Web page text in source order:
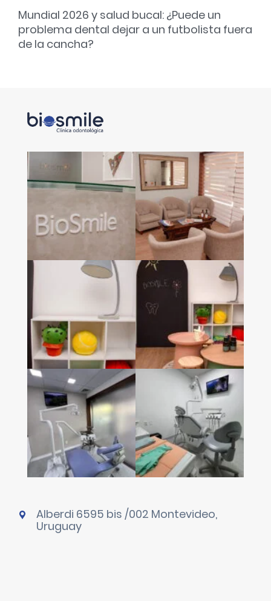
Mundial 2026 y salud bucal: ¿Puede un
problema dental dejar a un futbolista fuera
de la cancha?
Alberdi 6595 bis /002 Montevideo,
Uruguay